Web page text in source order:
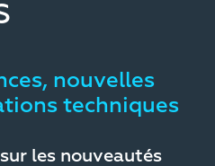
nouvelles
techniques
les nouveautés